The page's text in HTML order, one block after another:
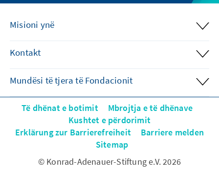
Misioni ynë
Kontakt
Mundësi të tjera të Fondacionit
Të dhënat e botimit
Mbrojtja e të dhënave
Kushtet e përdorimit
Erklärung zur Barrierefreiheit
Barriere melden
Sitemap
© Konrad-Adenauer-Stiftung e.V. 2026